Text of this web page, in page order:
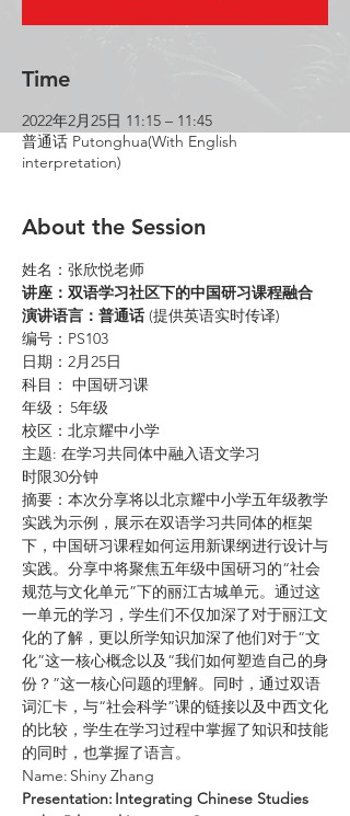
Time
2022年2月25日 11:15 – 11:45
普通话 Putonghua(With English
interpretation)
About the Session
姓名：张欣悦老师
讲座：双语学习社区下的中国研习课程融合
演讲语言：普通话 (提供英语实时传译)
编号：PS103
日期：2月25日
科目： 中国研习课
年级： 5年级
校区：北京耀中小学
主题: 在学习共同体中融入语文学习
时限30分钟
摘要：本次分享将以北京耀中小学五年级教学
实践为示例，展示在双语学习共同体的框架
下，中国研习课程如何运用新课纲进行设计与
实践。分享中将聚焦五年级中国研习的“社会
规范与文化单元”下的丽江古城单元。通过这
一单元的学习，学生们不仅加深了对于丽江文
化的了解，更以所学知识加深了他们对于“文
化”这一核心概念以及“我们如何塑造自己的身
份？”这一核心问题的理解。同时，通过双语
词汇卡，与“社会科学”课的链接以及中西文化
的比较，学生在学习过程中掌握了知识和技能
的同时，也掌握了语言。
Name: Shiny Zhang
Presentation: Integrating Chinese Studies